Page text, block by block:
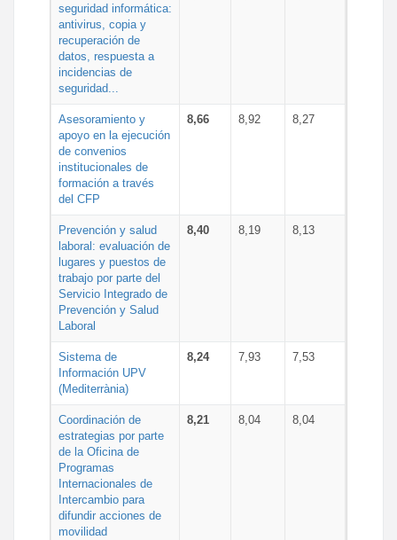
seguridad informática:
antivirus, copia y
recuperación de
datos, respuesta a
incidencias de
seguridad...
Asesoramiento y
apoyo en la ejecución
de convenios
institucionales de
formación a través
del CFP
8,66 8,92 8,27
Prevención y salud
laboral: evaluación de
lugares y puestos de
trabajo por parte del
Servicio Integrado de
Prevención y Salud
Laboral
8,40 8,19 8,13
Sistema de
Información UPV
(Mediterrània)
8,24 7,93 7,53
Coordinación de
estrategias por parte
de la Oficina de
Programas
Internacionales de
Intercambio para
difundir acciones de
movilidad
8,21 8,04 8,04